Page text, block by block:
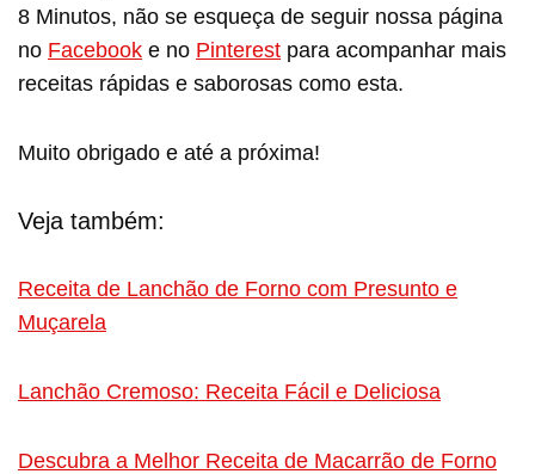
8 Minutos, não se esqueça de seguir nossa página
no Facebook e no Pinterest para acompanhar mais
receitas rápidas e saborosas como esta.
Muito obrigado e até a próxima!
Veja também:
Receita de Lanchão de Forno com Presunto e
Muçarela
Lanchão Cremoso: Receita Fácil e Deliciosa
Descubra a Melhor Receita de Macarrão de Forno